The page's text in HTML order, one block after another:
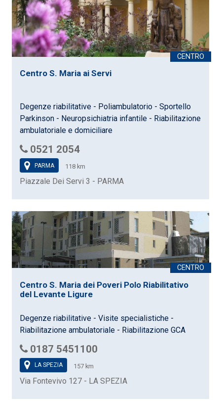
Centro S. Maria ai Servi
Degenze riabilitative - Poliambulatorio - Sportello
Parkinson - Neuropsichiatria infantile - Riabilitazione
ambulatoriale e domiciliare
0521 2054
PARMA 118 km
Piazzale Dei Servi 3 - PARMA
Centro S. Maria dei Poveri Polo Riabilitativo
del Levante Ligure
Degenze riabilitative - Visite specialistiche -
Riabilitazione ambulatoriale - Riabilitazione GCA
0187 5451100
LA SPEZIA 157 km
Via Fontevivo 127 - LA SPEZIA